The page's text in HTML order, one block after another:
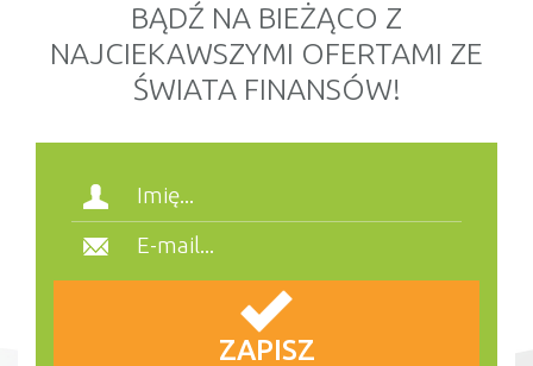
BĄDŹ NA BIEŻĄCO Z
NAJCIEKAWSZYMI OFERTAMI ZE
ŚWIATA FINANSÓW!